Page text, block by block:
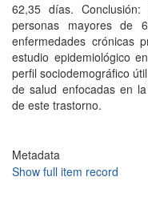
62,35 días.
personas mayores de
enfermedades crónicas
estudio epidemiológico
perfil sociodemográfico
de salud enfocadas en
de este trastorno.
Metadata
Show full item record